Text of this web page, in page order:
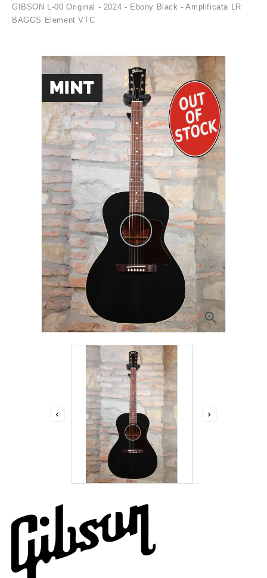
GIBSON L-00 Original - 2024 - Ebony Black - Amplificata LR
BAGGS Element VTC

 